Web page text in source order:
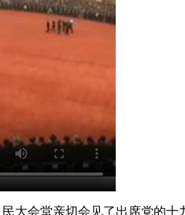
会堂亲切会见了出席党的十